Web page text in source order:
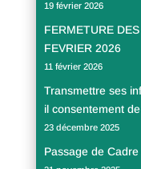
19 février 2026
FERMETURE
FEVRIER 2026
11 février 2026
Transmettre ses
il consentement
23 décembre 2025
Passage de